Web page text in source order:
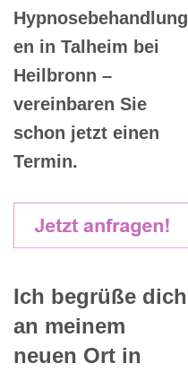
Hypnosebehandlung
en in Talheim bei
Heilbronn –
vereinbaren Sie
schon jetzt einen
Termin.
Ich begrüße dich
an meinem
neuen Ort in